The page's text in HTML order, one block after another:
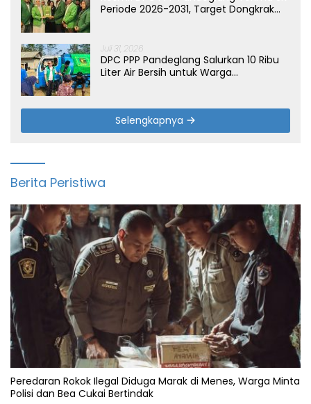
Periode 2026-2031, Target Dongkrak
Juli 31, 2026
DPC PPP Pandeglang Salurkan 10 Ribu
Liter Air Bersih untuk Warga
Selengkapnya
Berita Peristiwa
Peredaran Rokok Ilegal Diduga Marak di Menes, Warga Minta
Polisi dan Bea Cukai Bertindak